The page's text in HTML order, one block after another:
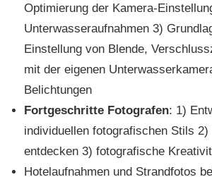
Optimierung der Kamera-
Unterwasseraufnahmen 3)
Einstellung von Blende,
mit der eigenen
Belichtungen
Fortgeschritte Fotografen: 1)
individuellen fotografischen Stils 2)
entdecken 3) fotografische
Hotelaufnahmen und Strandfotos